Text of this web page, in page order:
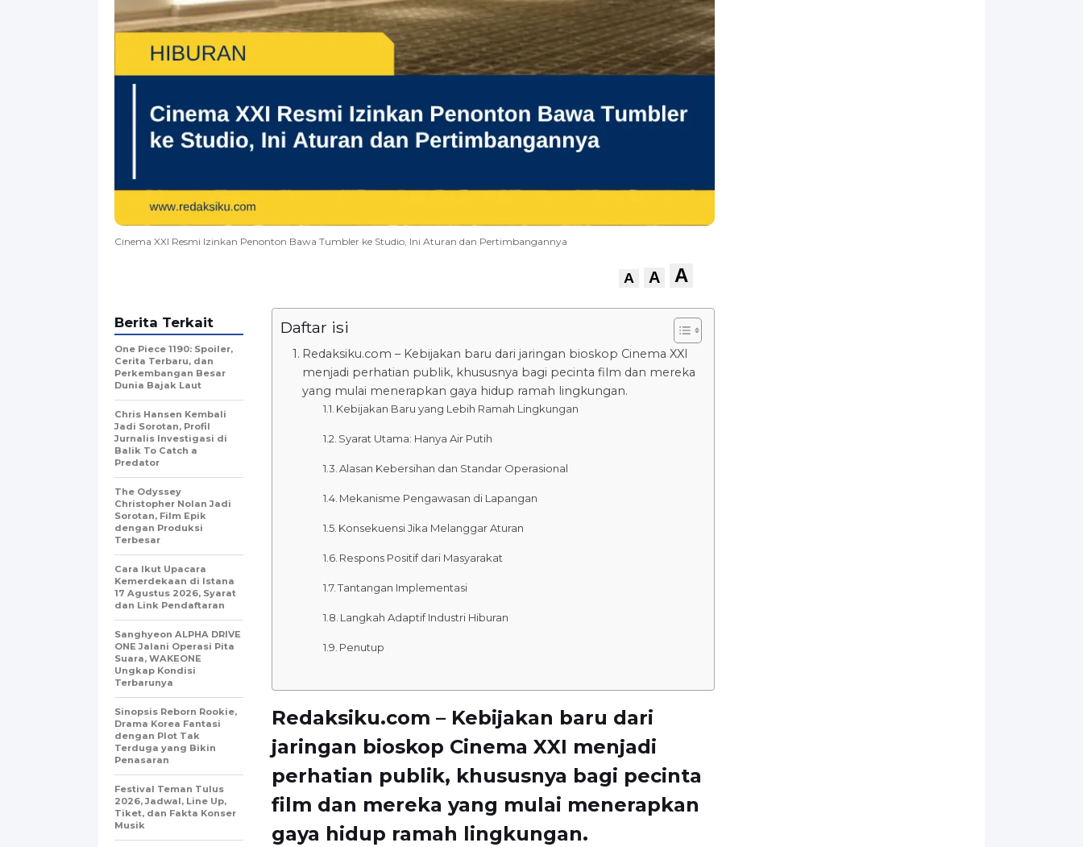
Cinema XXI Resmi Izinkan Penonton Bawa Tumbler ke Studio, Ini Aturan dan Pertimbangannya
A A A
Daftar isi
Redaksiku.com – Kebijakan baru dari jaringan bioskop Cinema XXI
menjadi perhatian publik, khususnya bagi pecinta film dan mereka
yang mulai menerapkan gaya hidup ramah lingkungan.
Kebijakan Baru yang Lebih Ramah Lingkungan
Syarat Utama: Hanya Air Putih
Alasan Kebersihan dan Standar Operasional
Mekanisme Pengawasan di Lapangan
Konsekuensi Jika Melanggar Aturan
Respons Positif dari Masyarakat
Tantangan Implementasi
Langkah Adaptif Industri Hiburan
Penutup
Redaksiku.com – Kebijakan baru dari
jaringan bioskop Cinema XXI menjadi
perhatian publik, khususnya bagi pecinta
film dan mereka yang mulai menerapkan
gaya hidup ramah lingkungan.
Berita Terkait
One Piece 1190: Spoiler,
Cerita Terbaru, dan
Perkembangan Besar
Dunia Bajak Laut
Chris Hansen Kembali
Jadi Sorotan, Profil
Jurnalis Investigasi di
Balik To Catch a
Predator
The Odyssey
Christopher Nolan Jadi
Sorotan, Film Epik
dengan Produksi
Terbesar
Cara Ikut Upacara
Kemerdekaan di Istana
17 Agustus 2026, Syarat
dan Link Pendaftaran
Sanghyeon ALPHA DRIVE
ONE Jalani Operasi Pita
Suara, WAKEONE
Ungkap Kondisi
Terbarunya
Sinopsis Reborn Rookie,
Drama Korea Fantasi
dengan Plot Tak
Terduga yang Bikin
Penasaran
Festival Teman Tulus
2026, Jadwal, Line Up,
Tiket, dan Fakta Konser
Musik